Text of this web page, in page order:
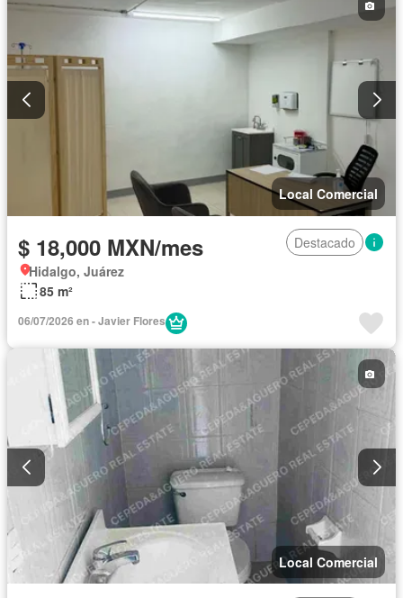
Local Comercial
$ 18,000 MXN/mes
Destacado
Hidalgo, Juárez
85 m²
06/07/2026 en - Javier Flores
Local Comercial